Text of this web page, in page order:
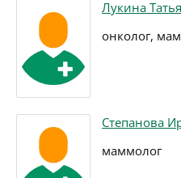
Лукина
онколог,
Степанова
маммолог